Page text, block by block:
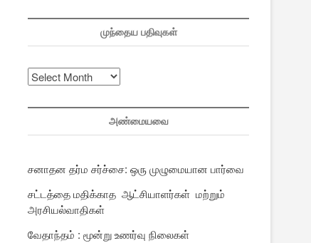
முந்தைய பதிவுகள்
முந்தைய
பதிவுகள்
அண்மையவை
சனாதன தர்ம சர்ச்சை: ஒரு முழுமையான பார்வை
சட்டத்தை மதிக்காத ஆட்சியாளர்கள் மற்றும்
அரசியல்வாதிகள்
வேதாந்தம் : மூன்று உணர்வு நிலைகள்